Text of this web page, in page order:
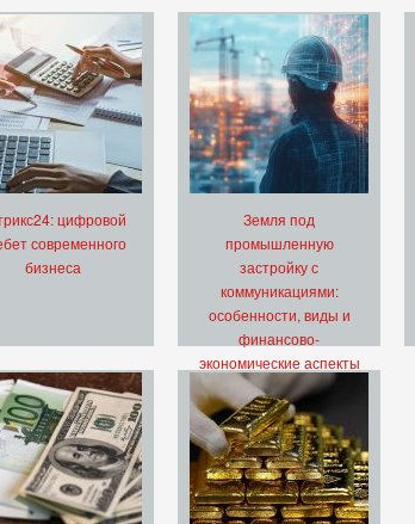
цифровой
современного
бизнеса
Земля под
промышленную
застройку с
коммуникациями:
особенности, виды и
финансово-
экономические аспекты